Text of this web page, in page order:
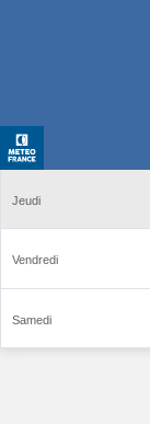
Jeudi
Vendredi
Samedi